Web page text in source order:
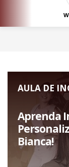
AULA DE
Aprenda
Bianca!